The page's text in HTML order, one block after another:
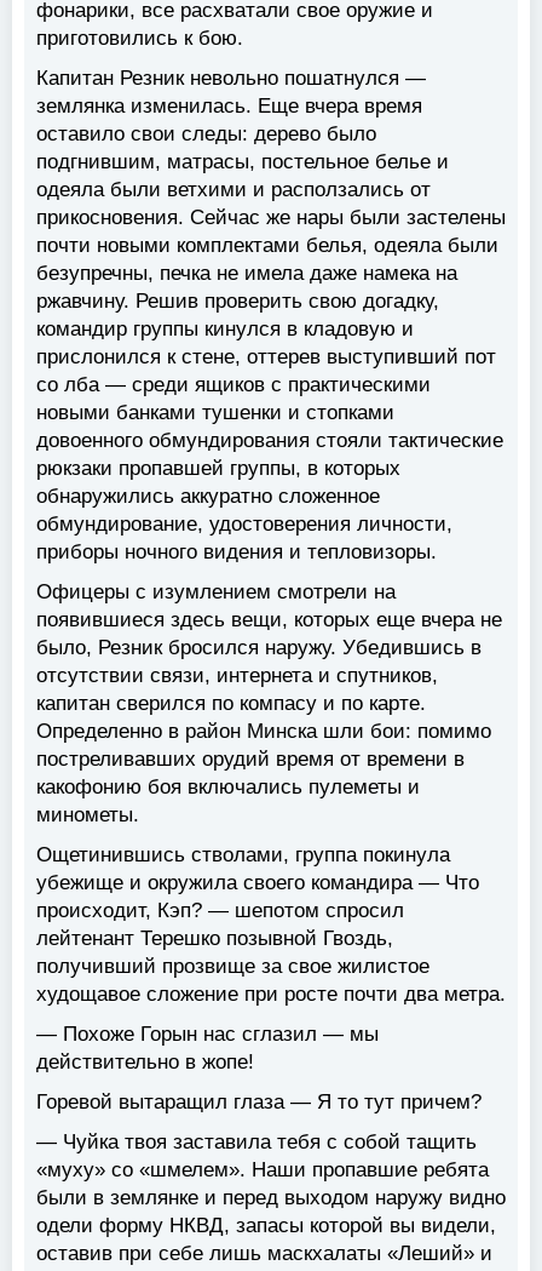
фонарики, все расхватали свое оружие и
приготовились к бою.
Капитан Резник невольно пошатнулся —
землянка изменилась. Еще вчера время
оставило свои следы: дерево было
подгнившим, матрасы, постельное белье и
одеяла были ветхими и расползались от
прикосновения. Сейчас же нары были застелены
почти новыми комплектами белья, одеяла были
безупречны, печка не имела даже намека на
ржавчину. Решив проверить свою догадку,
командир группы кинулся в кладовую и
прислонился к стене, оттерев выступивший пот
со лба — среди ящиков с практическими
новыми банками тушенки и стопками
довоенного обмундирования стояли тактические
рюкзаки пропавшей группы, в которых
обнаружились аккуратно сложенное
обмундирование, удостоверения личности,
приборы ночного видения и тепловизоры.
Офицеры с изумлением смотрели на
появившиеся здесь вещи, которых еще вчера не
было, Резник бросился наружу. Убедившись в
отсутствии связи, интернета и спутников,
капитан сверился по компасу и по карте.
Определенно в район Минска шли бои: помимо
постреливавших орудий время от времени в
какофонию боя включались пулеметы и
минометы.
Ощетинившись стволами, группа покинула
убежище и окружила своего командира — Что
происходит, Кэп? — шепотом спросил
лейтенант Терешко позывной Гвоздь,
получивший прозвище за свое жилистое
худощавое сложение при росте почти два метра.
— Похоже Горын нас сглазил — мы
действительно в жопе!
Горевой вытаращил глаза — Я то тут причем?
— Чуйка твоя заставила тебя с собой тащить
«муху» со «шмелем». Наши пропавшие ребята
были в землянке и перед выходом наружу видно
одели форму НКВД, запасы которой вы видели,
оставив при себе лишь маскхалаты «Леший» и